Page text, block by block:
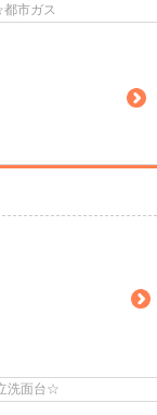
市ガス
洗面台☆